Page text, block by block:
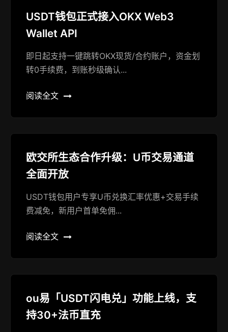
USDT钱包正式接入OKX Web3
Wallet API
即日起支持一键跳转OKX现货/合约账户，资金划
转0手续费，到账秒级确认...
阅读全文
欧交所生态合作升级：U币交易通道
全面开放
USDT钱包用户专享U币兑换汇率优惠+交易手续
费减免，新用户首单免佣...
阅读全文
ou易「USDT闪电兑」功能上线，支
持30+法币直充